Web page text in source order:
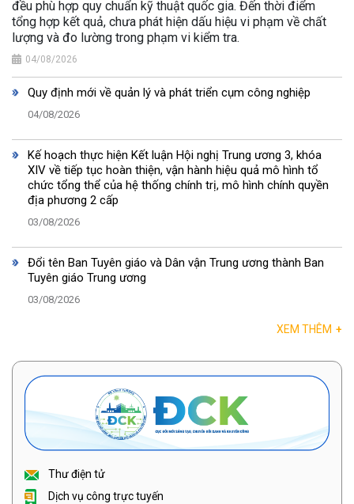
đều phù hợp quy chuẩn kỹ thuật quốc gia. Đến thời điểm
tổng hợp kết quả, chưa phát hiện dấu hiệu vi phạm về chất
lượng và đo lường trong phạm vi kiểm tra.
04/08/2026
Quy định mới về quản lý và phát triển cụm công nghiệp
04/08/2026
Kế hoạch thực hiện Kết luận Hội nghị Trung ương 3, khóa
XIV về tiếp tục hoàn thiện, vận hành hiệu quả mô hình tổ
chức tổng thể của hệ thống chính trị, mô hình chính quyền
địa phương 2 cấp
03/08/2026
Đổi tên Ban Tuyên giáo và Dân vận Trung ương thành Ban
Tuyên giáo Trung ương
03/08/2026
XEM THÊM +
Thư điện tử
Dịch vụ công trực tuyến